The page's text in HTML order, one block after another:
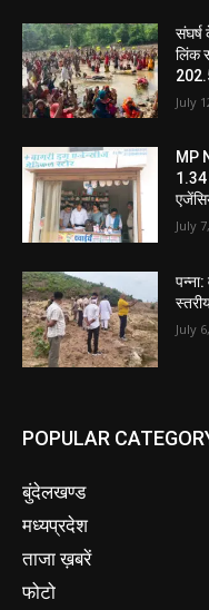
संघर्ष
लिंक
July
MP
1.34
July
July
POPULAR
बुंदेलखण्ड
मध्यप्रदेश
ताजा ख़बरें
फोटो